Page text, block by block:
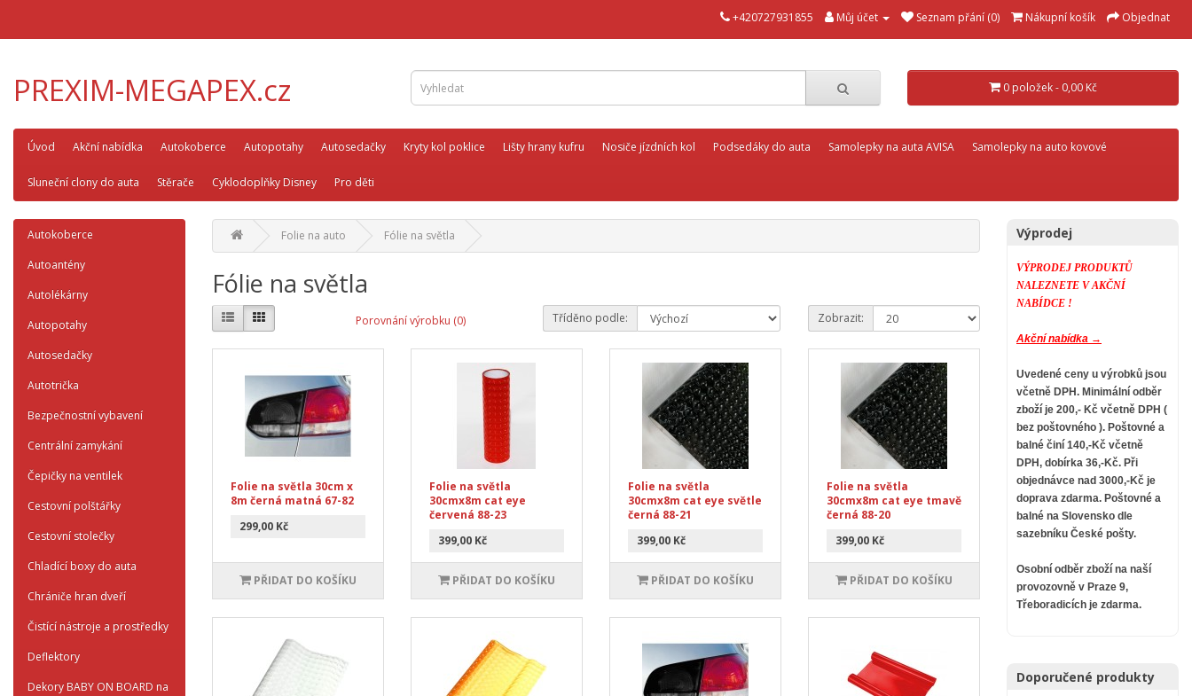
+420727931855 Můj účet Seznam přání (0) Nákupní košík Objednat
PREXIM-MEGAPEX.cz 0 položek - 0,00 Kč
Úvod Akční nabídka Autokoberce Autopotahy Autosedačky Kryty kol poklice Lišty hrany kufru Nosiče jízdních kol Podsedáky do auta Samolepky na auta AVISA Samolepky na auto kovové
Sluneční clony do auta Stěrače Cyklodoplňky Disney Pro děti
Autokoberce
Autoantény
Autolékárny
Autopotahy
Autosedačky
Autotrička
Bezpečnostní vybavení
Centrální zamykání
Čepičky na ventilek
Cestovní polštářky
Cestovní stolečky
Chladící boxy do auta
Chrániče hran dveří
Čistící nástroje a prostředky
Deflektory
Dekory BABY ON BOARD na
Folie na auto Fólie na světla
Fólie na světla
Porovnání výrobku (0) Tříděno podle: Zobrazit:
Folie na světla 30cm x
8m černá matná 67-82
299,00 Kč
PŘIDAT DO KOŠÍKU
Folie na světla
30cmx8m cat eye
červená 88-23
399,00 Kč
PŘIDAT DO KOŠÍKU
Folie na světla
30cmx8m cat eye světle
černá 88-21
399,00 Kč
PŘIDAT DO KOŠÍKU
Folie na světla
30cmx8m cat eye tmavě
černá 88-20
399,00 Kč
PŘIDAT DO KOŠÍKU
Výprodej
VÝPRODEJ PRODUKTŮ
NALEZNETE V AKČNÍ
NABÍDCE !
Akční nabídka →
Uvedené ceny u výrobků jsou
včetně DPH. Minimální odběr
zboží je 200,- Kč včetně DPH (
bez poštovného ). Poštovné a
balné činí 140,-Kč včetně
DPH, dobírka 36,-Kč. Při
objednávce nad 3000,-Kč je
doprava zdarma. Poštovné a
balné na Slovensko dle
sazebníku České pošty.
Osobní odběr zboží na naší
provozovně v Praze 9,
Třeboradicích je zdarma.
Doporučené produkty